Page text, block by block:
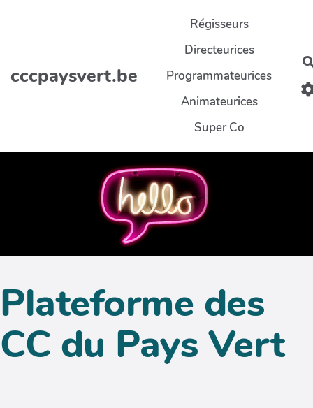
cccpaysvert.be
Régisseurs
Directeurices
Programmateurices
Animateurices
Super Co
Plateforme des
CC du Pays Vert